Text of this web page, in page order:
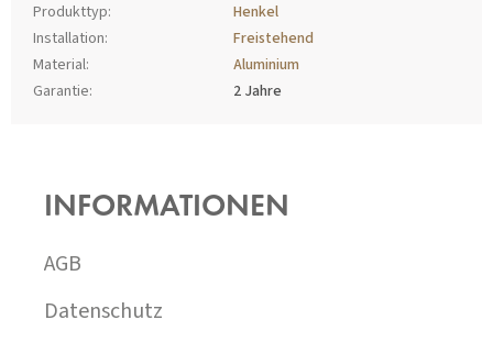
Produkttyp:
Henkel
Installation:
Freistehend
Material:
Aluminium
Garantie:
2 Jahre
INFORMATIONEN
AGB
Datenschutz